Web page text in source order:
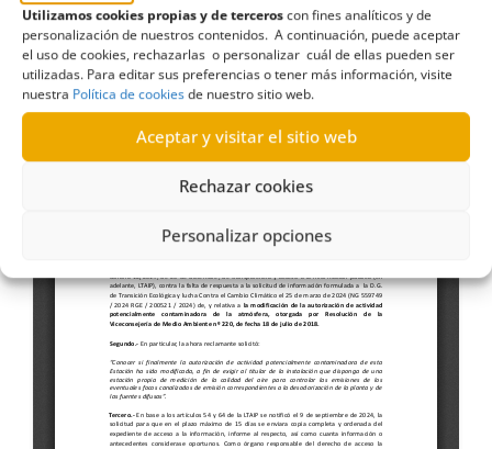
Utilizamos cookies propias y de terceroscon fines analíticos y de
personalización de nuestros contenidos. A continuación, puede aceptar
el uso de cookies, rechazarlas o personalizar cuál de ellas pueden ser
utilizadas. Para editar sus preferencias o tener más información, visite
nuestra Política de cookiesde nuestro sitio web.
Aceptar y visitar el sitio web
Rechazar cookies
Personalizar opciones